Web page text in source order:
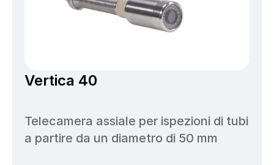
Vertica 40
Telecamera assiale per ispezioni di tubi
a partire da un diametro di 50 mm